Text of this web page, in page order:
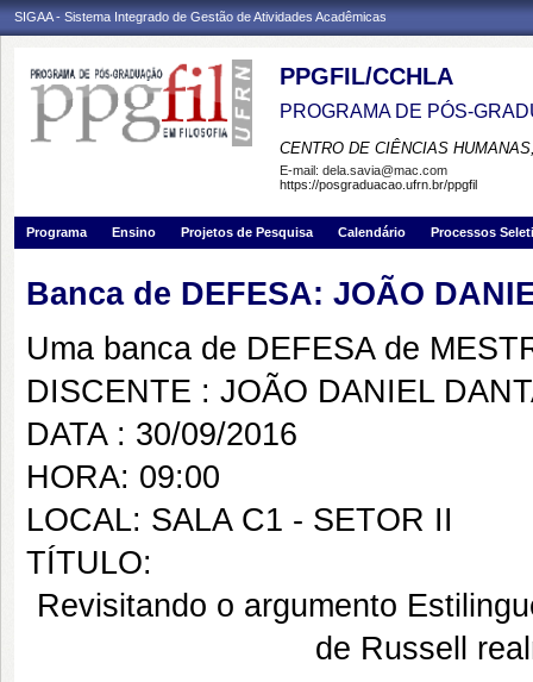
SIGAA - Sistema Integrado de Gestão de Atividades Acadêmicas
PPGFIL/CCHLA
PROGRAMA DE PÓS-
CENTRO DE CIÊNCIAS
E-mail: dela.savia@mac.com
https://posgraduacao.ufrn.br/ppgfil
Programa Ensino Projetos de Pesquisa Calendário Processos
Banca de DEFESA: JOÃO
Uma banca de DEFESA de
DISCENTE : JOÃO DANIEL
DATA : 30/09/2016
HORA: 09:00
LOCAL: SALA C1 - SETOR II
TÍTULO:
Revisitando o argumento
de Russell